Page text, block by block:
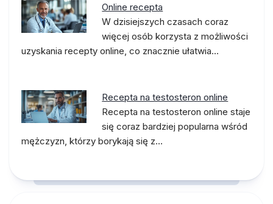
Online recepta
W dzisiejszych czasach coraz
więcej osób korzysta z możliwości
uzyskania recepty online, co znacznie ułatwia…
Recepta na testosteron online
Recepta na testosteron online staje
się coraz bardziej popularna wśród
mężczyzn, którzy borykają się z…